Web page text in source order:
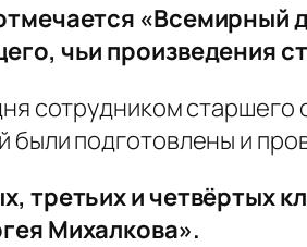
«Всемирный
чьи произведения
сотрудником старшего
были подготовлены и
третьих и четвёртых
Михалкова».